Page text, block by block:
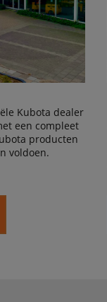
Kubota dealer
een compleet
producten
voldoen.